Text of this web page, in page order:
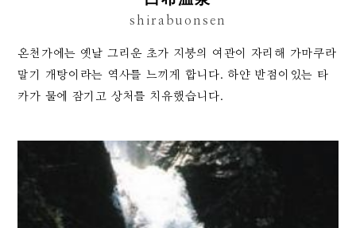
shirabuonsen
온천가에는 옛날 그리운 초가 지붕의 여관이 자리해 가마쿠라
말기 개탕이라는 역사를 느끼게 합니다. 하얀 반점이있는 타
카가 물에 잠기고 상처를 치유했습니다.